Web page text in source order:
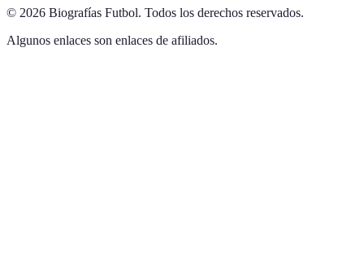
© 2026 Biografías Futbol. Todos los derechos reservados.
Algunos enlaces son enlaces de afiliados.